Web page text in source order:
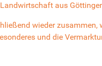
aus
wieder zusammen,
und die